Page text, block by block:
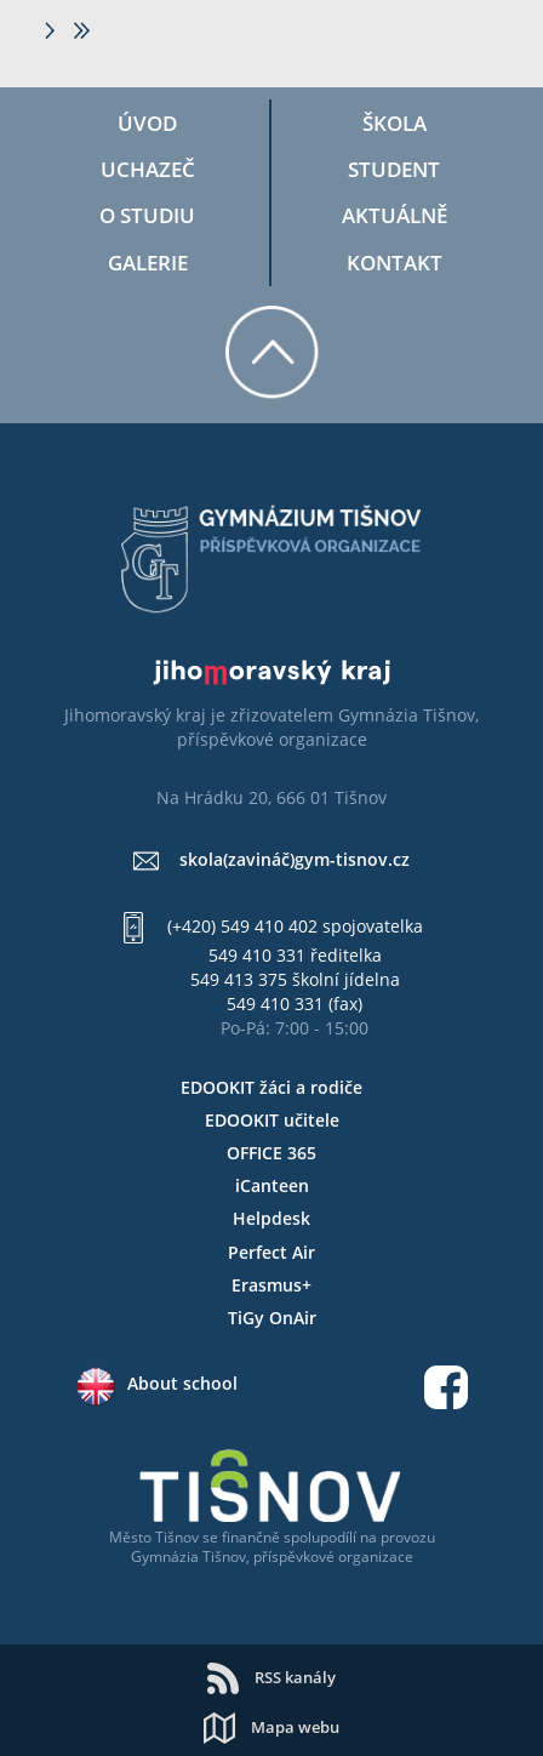
ÚVOD
ŠKOLA
UCHAZEČ
STUDENT
O STUDIU
AKTUÁLNĚ
GALERIE
KONTAKT
Jihomoravský kraj je zřizovatelem Gymnázia Tišnov,
příspěvkové organizace
Na Hrádku 20, 666 01 Tišnov
skola(zavináč)gym-tisnov.cz
(+420) 549 410 402 spojovatelka
549 410 331 ředitelka
549 413 375 školní jídelna
549 410 331 (fax)
Po-Pá: 7:00 - 15:00
EDOOKIT žáci a rodiče
EDOOKIT učitele
OFFICE 365
iCanteen
Helpdesk
Perfect Air
Erasmus+
TiGy OnAir
About school
Město Tišnov se finančně spolupodílí na provozu
Gymnázia Tišnov, příspěvkové organizace
RSS kanály
Mapa webu